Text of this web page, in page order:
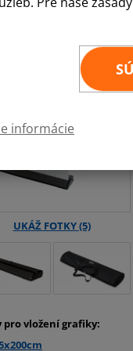
informácie
pro vložení grafiky: